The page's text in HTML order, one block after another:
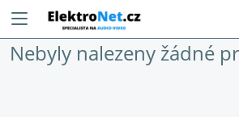
Nebyly nalezeny žádné